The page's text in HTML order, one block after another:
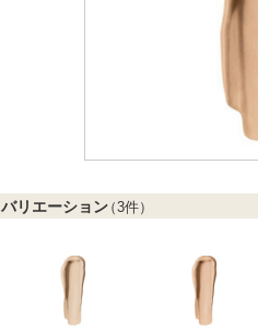
バリエーション（3件）